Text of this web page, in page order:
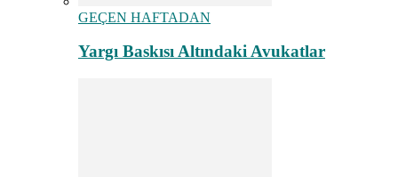
GEÇEN HAFTADAN
Yargı Baskısı Altındaki Avukatlar